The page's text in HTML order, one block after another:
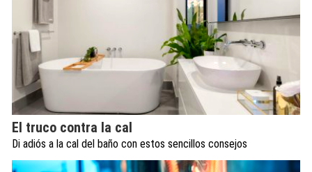
El truco contra la cal
Di adiós a la cal del baño con estos sencillos consejos